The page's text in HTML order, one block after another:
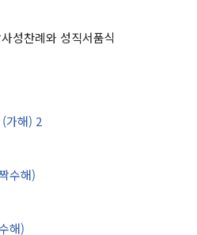
성찬례와 성직서품식
가해) 2
수해)
해)